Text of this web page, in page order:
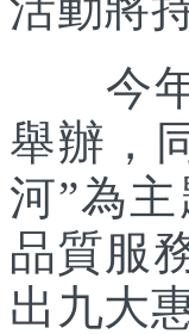
今年
舉辦，
河”為
品質服
出九大